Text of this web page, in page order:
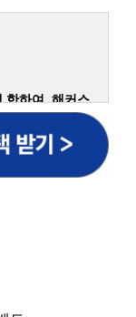
한하여 해커스
의 새로운 서
신청자의 취
.
용, 해커스공무
커스주택관리
는 경우를 제
니다. 단, 비회
자의 경우,